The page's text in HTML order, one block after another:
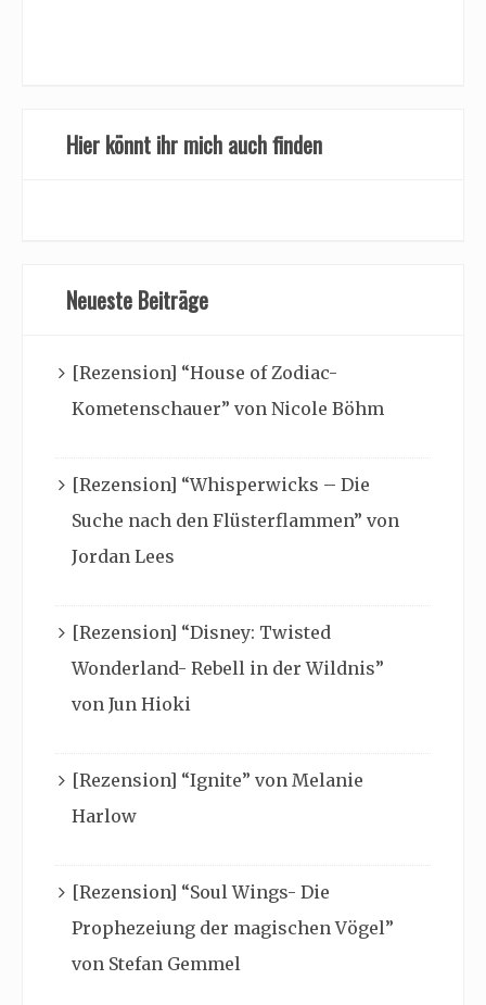
Hier könnt ihr mich auch finden
Neueste Beiträge
[Rezension] “House of Zodiac-
Kometenschauer” von Nicole Böhm
[Rezension] “Whisperwicks – Die
Suche nach den Flüsterflammen” von
Jordan Lees
[Rezension] “Disney: Twisted
Wonderland- Rebell in der Wildnis”
von Jun Hioki
[Rezension] “Ignite” von Melanie
Harlow
[Rezension] “Soul Wings- Die
Prophezeiung der magischen Vögel”
von Stefan Gemmel